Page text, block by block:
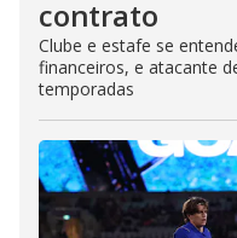
contrato
Clube e estafe se
financeiros, e atacante
temporadas